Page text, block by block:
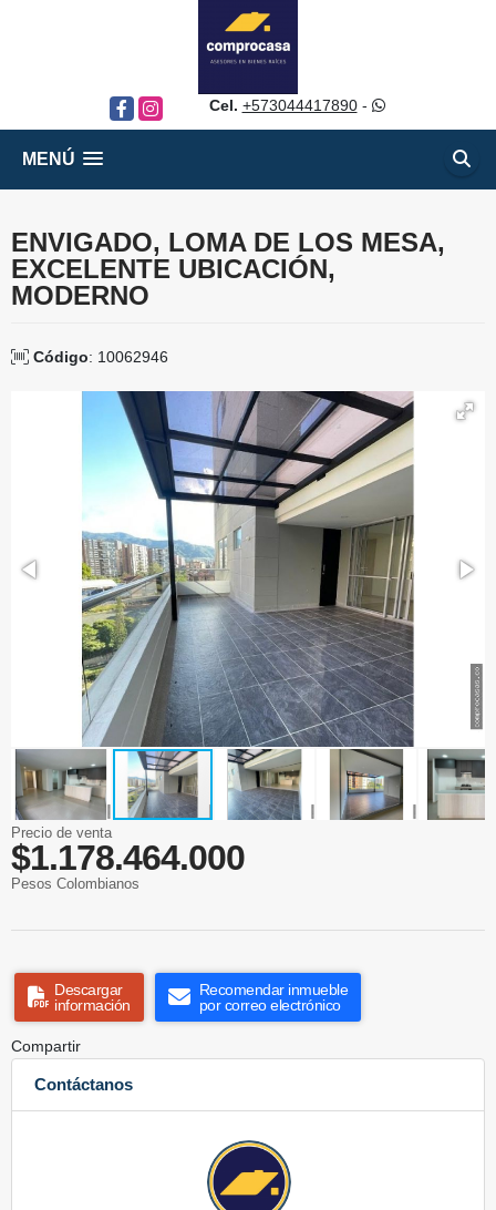
FacebookInstagram Cel. +573044417890-
MENÚ
ENVIGADO, LOMA DE LOS MESA,
EXCELENTE UBICACIÓN,
MODERNO
Código: 10062946
Precio de venta
$1.178.464.000
Pesos Colombianos
Descargar
información
Recomendar inmueble
por correo electrónico
Compartir
Contáctanos